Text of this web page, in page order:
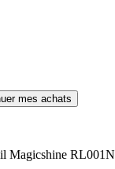
mes achats
Magicshine RL001N